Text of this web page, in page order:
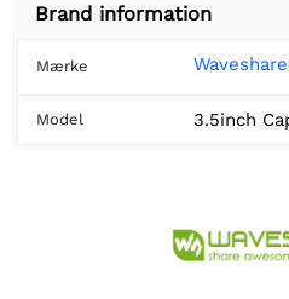
Brand information
Mærke Waveshare
Model 3.5inch